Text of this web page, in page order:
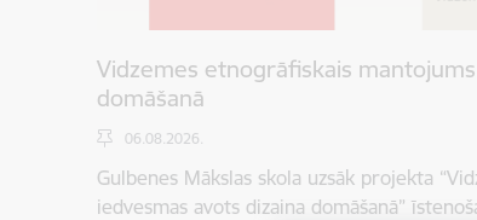
Vidzemes etnogrāfiskais
domāšanā
06.08.2026.
Gulbenes Mākslas skola uzsāk projekta
iedvesmas avots dizaina domāšanā”